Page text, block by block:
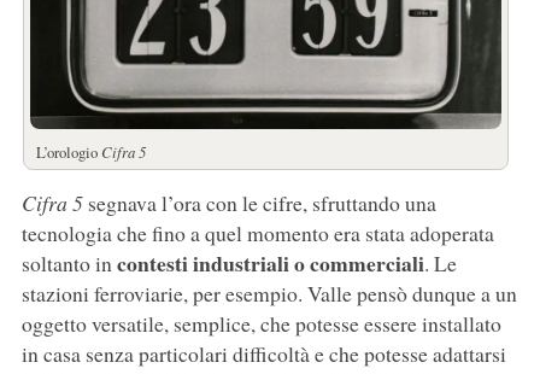
L’orologio Cifra 5
Cifra 5 segnava l’ora con le cifre, sfruttando una
tecnologia che fino a quel momento era stata adoperata
soltanto incontesti industriali o commerciali. Le
stazioni ferroviarie, per esempio. Valle pensò dunque a un
oggetto versatile, semplice, che potesse essere installato
in casa senza particolari difficoltà e che potesse adattarsi